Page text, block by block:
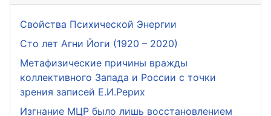
Свойства Психической Энергии
Сто лет Агни Йоги (1920 – 2020)
Метафизические причины вражды
коллективного Запада и России с точки
зрения записей Е.И.Рерих
Изгнание МЦР было лишь восстановлением